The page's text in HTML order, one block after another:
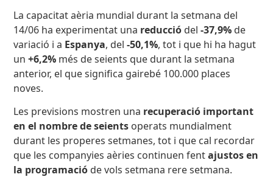
La capacitat aèria mundial durant la setmana del
14/06 ha experimentat una reducció del-37,9% de
variació i a Espanya, del-50,1%, tot i que hi ha hagut
un+6,2% més de seients que durant la setmana
anterior, el que significa gairebé 100.000 places
noves.
Les previsions mostren una recuperació important
en el nombre de seients operats mundialment
durant les properes setmanes, tot i que cal recordar
que les companyies aèries continuen fentajustos en
la programació de vols setmana rere setmana.